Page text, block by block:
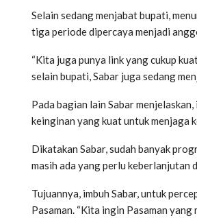
Selain sedang menjabat bupati,
tiga periode dipercaya menjadi
“Kita juga punya link yang cukup
selain bupati, Sabar juga sedang
Pada bagian lain Sabar
keinginan yang kuat untuk menjaga
Dikatakan Sabar, sudah banyak
masih ada yang perlu keberlanjutan
Tujuannya, imbuh Sabar, untuk
Pasaman. “Kita ingin Pasaman